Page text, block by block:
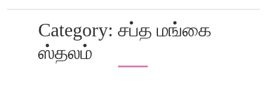
Category: சப்த மங்கை
ஸ்தலம்